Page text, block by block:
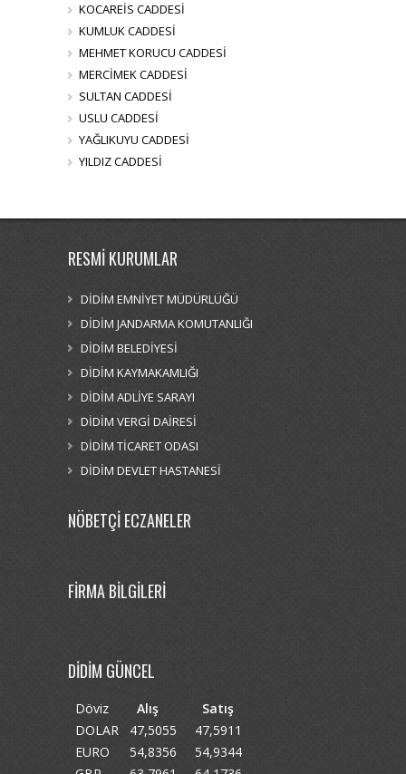
KOCAREİS CADDESİ
KUMLUK CADDESİ
MEHMET KORUCU CADDESİ
MERCİMEK CADDESİ
SULTAN CADDESİ
USLU CADDESİ
YAĞLIKUYU CADDESİ
YILDIZ CADDESİ
RESMİ KURUMLAR
DİDİM EMNİYET MÜDÜRLÜĞÜ
DİDİM JANDARMA KOMUTANLIĞI
DİDİM BELEDİYESİ
DİDİM KAYMAKAMLIĞI
DİDİM ADLİYE SARAYI
DİDİM VERGİ DAİRESİ
DİDİM TİCARET ODASI
DİDİM DEVLET HASTANESİ
NÖBETÇİ ECZANELER
FİRMA BİLGİLERİ
DİDİM GÜNCEL
Döviz Alış
Satış
DOLAR
47,5055
47,5911
EURO
54,8356
54,9344